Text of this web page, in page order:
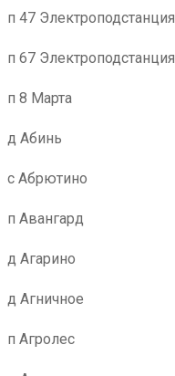
п 47 Электроподстанция
п 67 Электроподстанция
п 8 Марта
д Абинь
с Абрютино
п Авангард
д Агарино
д Агничное
п Агролес